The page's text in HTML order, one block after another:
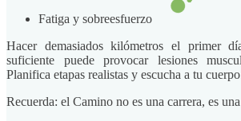
Fatiga y sobreesfuerzo
Hacer demasiados kilómetros el primer
suficiente puede provocar lesiones
Planifica etapas realistas y escucha a tu
Recuerda: el Camino no es una carrera, es